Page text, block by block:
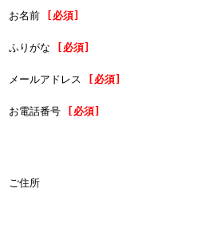
お名前 [必須]
ふりがな [必須]
メールアドレス [必須]
お電話番号 [必須]
ご住所